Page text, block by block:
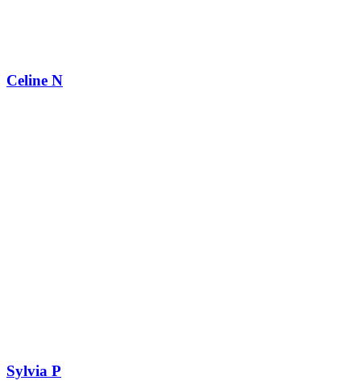
Celine N
Sylvia P